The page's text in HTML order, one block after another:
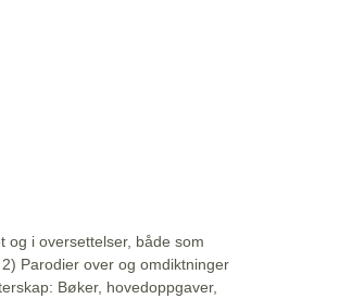
og i oversettelser, både som
Parodier over og omdiktninger
Bøker, hovedoppgaver,